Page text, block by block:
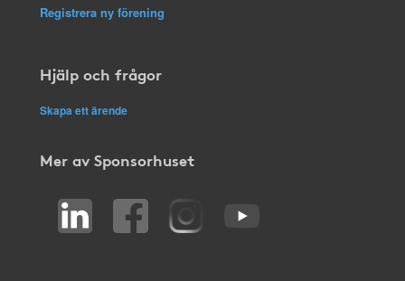
Registrera ny förening
Hjälp och frågor
Skapa ett ärende
Mer av Sponsorhuset